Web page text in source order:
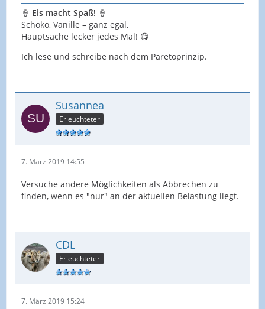
🍦 Eis macht Spaß! 🍦
Schoko, Vanille – ganz egal,
Hauptsache lecker jedes Mal! 😋
Ich lese und schreibe nach dem Paretoprinzip.
Susannea
Erleuchteter
7. März 2019 14:55
Versuche andere Möglichkeiten als Abbrechen zu
finden, wenn es "nur" an der aktuellen Belastung liegt.
CDL
Erleuchteter
7. März 2019 15:24